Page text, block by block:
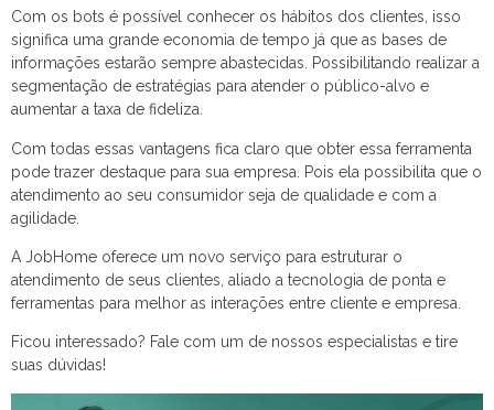
Com os bots é possível conhecer os hábitos dos clientes, isso
significa uma grande economia de tempo já que as bases de
informações estarão sempre abastecidas. Possibilitando realizar a
segmentação de estratégias para atender o público-alvo e
aumentar a taxa de fideliza.
Com todas essas vantagens fica claro que obter essa ferramenta
pode trazer destaque para sua empresa. Pois ela possibilita que o
atendimento ao seu consumidor seja de qualidade e com a
agilidade.
A JobHome oferece um novo serviço para estruturar o
atendimento de seus clientes, aliado a tecnologia de ponta e
ferramentas para melhor as interações entre cliente e empresa.
Ficou interessado? Fale com um de nossos especialistas e tire
suas dúvidas!